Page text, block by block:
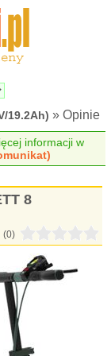
19.2Ah) » Opinie
informacji w
8
(0)